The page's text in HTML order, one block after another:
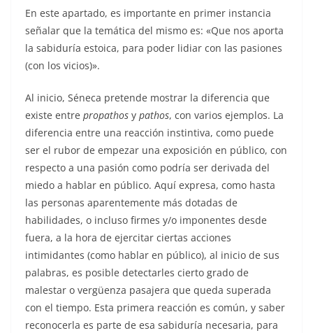
En este apartado, es importante en primer instancia
señalar que la temática del mismo es: «Que nos aporta
la sabiduría estoica, para poder lidiar con las pasiones
(con los vicios)».
Al inicio, Séneca pretende mostrar la diferencia que
existe entre propathos y pathos, con varios ejemplos. La
diferencia entre una reacción instintiva, como puede
ser el rubor de empezar una exposición en público, con
respecto a una pasión como podría ser derivada del
miedo a hablar en público. Aquí expresa, como hasta
las personas aparentemente más dotadas de
habilidades, o incluso firmes y/o imponentes desde
fuera, a la hora de ejercitar ciertas acciones
intimidantes (como hablar en público), al inicio de sus
palabras, es posible detectarles cierto grado de
malestar o vergüenza pasajera que queda superada
con el tiempo. Esta primera reacción es común, y saber
reconocerla es parte de esa sabiduría necesaria, para